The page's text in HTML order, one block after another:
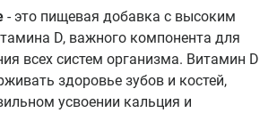
- это пищевая добавка с высоким
D, важного компонента для
всех систем организма. Витамин D
здоровье зубов и костей,
усвоении кальция и